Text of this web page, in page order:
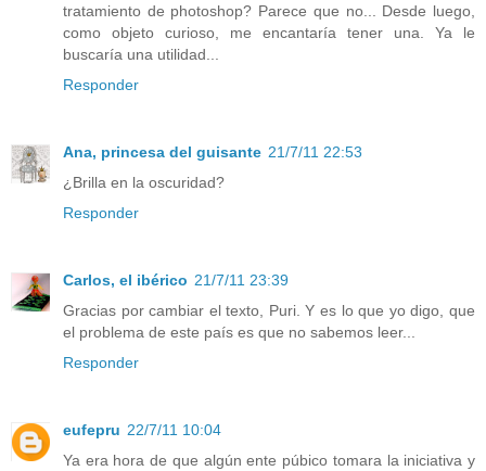
tratamiento de photoshop? Parece que no... Desde luego,
como objeto curioso, me encantaría tener una. Ya le
buscaría una utilidad...
Responder
Ana, princesa del guisante 21/7/11 22:53
¿Brilla en la oscuridad?
Responder
Carlos, el ibérico 21/7/11 23:39
Gracias por cambiar el texto, Puri. Y es lo que yo digo, que
el problema de este país es que no sabemos leer...
Responder
eufepru 22/7/11 10:04
Ya era hora de que algún ente púbico tomara la iniciativa y